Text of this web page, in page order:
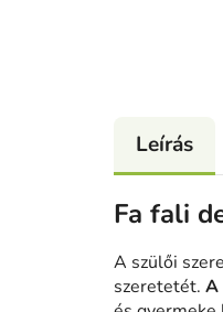
Leírás
Fa fali
A szülői
szeretetét. A